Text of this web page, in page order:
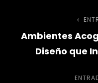
entradas
Ambientes
Diseño que